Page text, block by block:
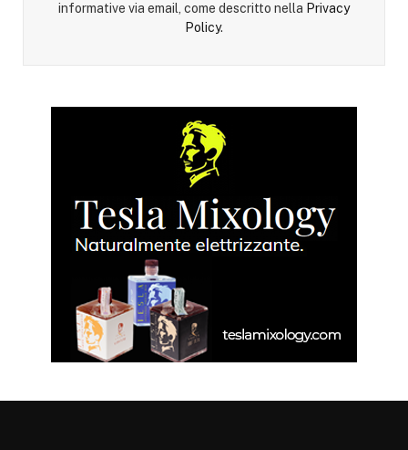
informative via email, come descritto nella Privacy
Policy.